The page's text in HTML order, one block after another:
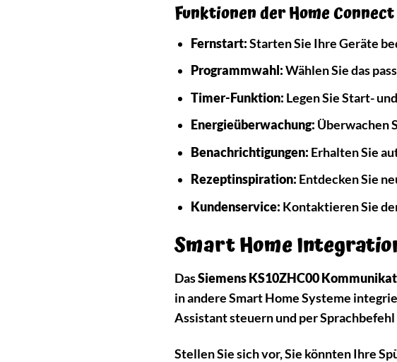
Funktionen der Home
Fernstart:Starten Sie Ihre Geräte
Programmwahl:Wählen Sie das
Timer-Funktion: Legen Sie Start-
Energieüberwachung: Überwachen
Benachrichtigungen: Erhalten Sie
Rezeptinspiration: Entdecken Sie
Kundenservice: Kontaktieren Sie
Smart Home
DasSiemens KS10ZHC00
in andere Smart Home Systeme
Assistant steuern und per
Stellen Sie sich vor, Sie könnten Ihre